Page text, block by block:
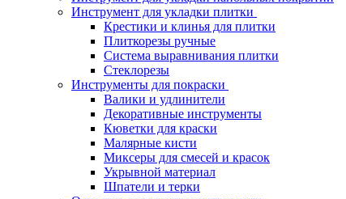
Инструмент для укладки плитки
Крестики и клинья для плитки
Плиткорезы ручные
Система выравнивания плитки
Стеклорезы
Инструменты для покраски
Валики и удлинители
Декоративные инструменты
Кюветки для краски
Малярные кисти
Миксеры для смесей и красок
Укрывной материал
Шпатели и терки